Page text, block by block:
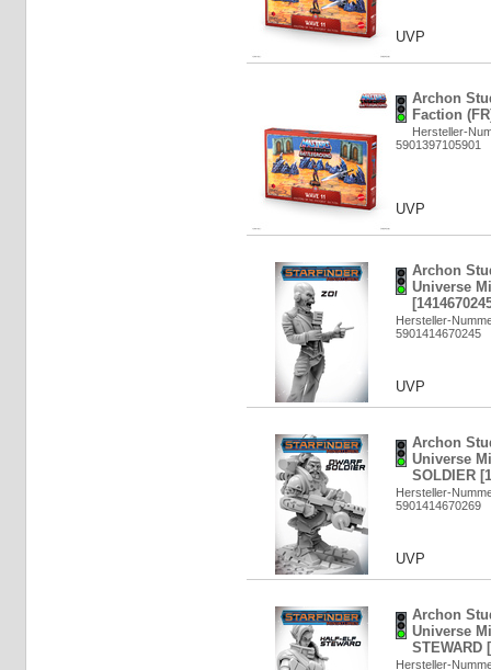
UVP
Archon
Faction
Hersteller-
5901397105901
UVP
Archon
Universe
Hersteller-
5901414670245
UVP
Archon
Universe
SOLDIER
Hersteller-
5901414670269
UVP
Archon
Universe
STEWARD
Hersteller-